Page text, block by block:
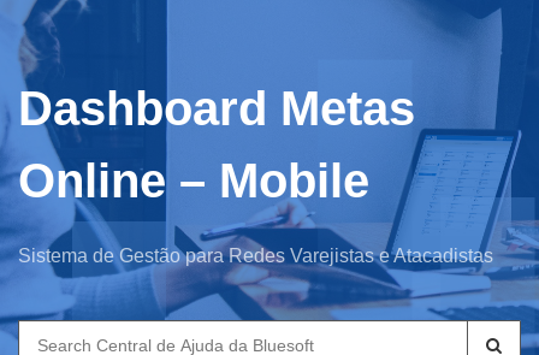
Dashboard Metas
Online – Mobile
Sistema de Gestão para Redes Varejistas e Atacadistas
Search